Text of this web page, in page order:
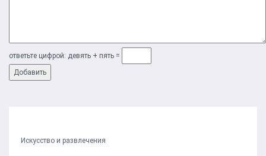
ответьте цифрой: дeвять + пять =
Искусство и развлечения